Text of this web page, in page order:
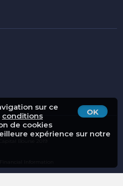
OK
sur ce
conditions
de cookies
expérience sur notre